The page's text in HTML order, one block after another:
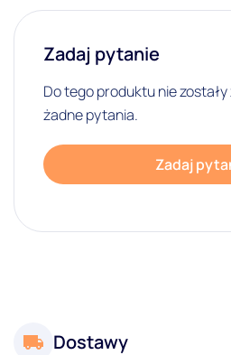
Zadaj pytanie
Do tego produktu nie
żadne pytania.
Zadaj
Dostawy